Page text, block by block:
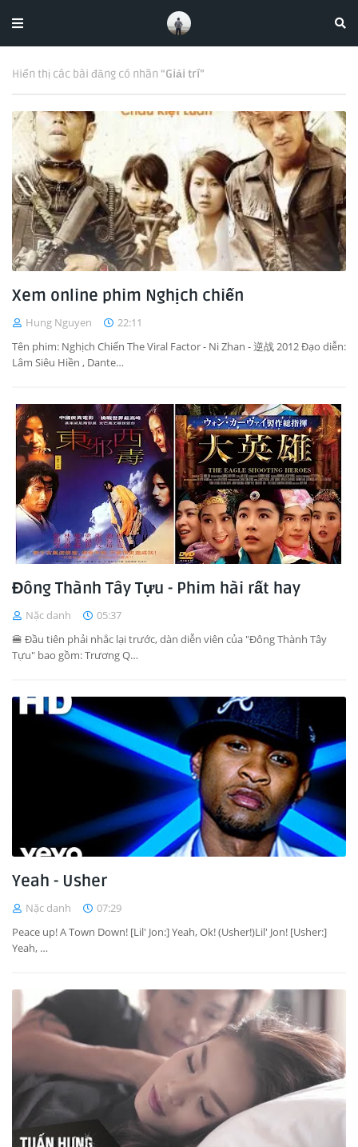
Hiển thị các bài đăng có nhãn Giải trí
Xem online phim Nghịch chiến
Hung Nguyen
22:11
Tên phim: Nghịch Chiến The Viral Factor - Ni Zhan - 逆战 2012 Đạo diễn:
Lâm Siêu Hiền , Dante…
Đông Thành Tây Tựu - Phim hài rất hay
Nặc danh
05:37
🍔 Đầu tiên phải nhắc lại trước, dàn diễn viên của "Đông Thành Tây
Tựu" bao gồm: Trương Q…
Yeah - Usher
Nặc danh
07:29
Peace up! A Town Down! [Lil' Jon:] Yeah, Ok! (Usher!)Lil' Jon! [Usher:]
Yeah, …